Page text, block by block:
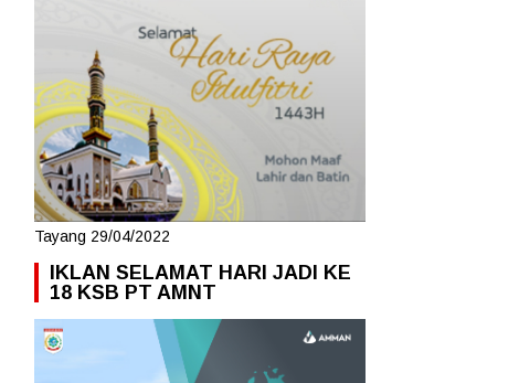
Tayang 29/04/2022
IKLAN SELAMAT HARI JADI KE
18 KSB PT AMNT